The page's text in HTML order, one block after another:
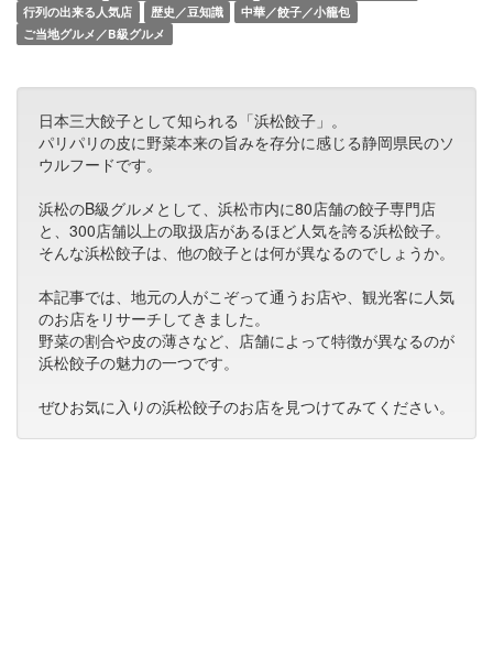
行列の出来る人気店
歴史／豆知識
中華／餃子／小籠包
ご当地グルメ／B級グルメ
日本三大餃子として知られる「浜松餃子」。
パリパリの皮に野菜本来の旨みを存分に感じる静岡県民のソ
ウルフードです。
浜松のB級グルメとして、浜松市内に80店舗の餃子専門店
と、300店舗以上の取扱店があるほど人気を誇る浜松餃子。
そんな浜松餃子は、他の餃子とは何が異なるのでしょうか。
本記事では、地元の人がこぞって通うお店や、観光客に人気
のお店をリサーチしてきました。
野菜の割合や皮の薄さなど、店舗によって特徴が異なるのが
浜松餃子の魅力の一つです。
ぜひお気に入りの浜松餃子のお店を見つけてみてください。